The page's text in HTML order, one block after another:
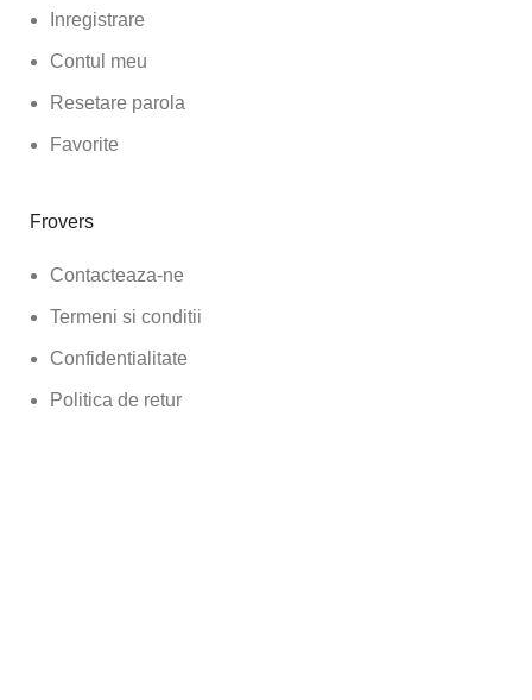
Inregistrare
Contul meu
Resetare parola
Favorite
Frovers
Contacteaza-ne
Termeni si conditii
Confidentialitate
Politica de retur